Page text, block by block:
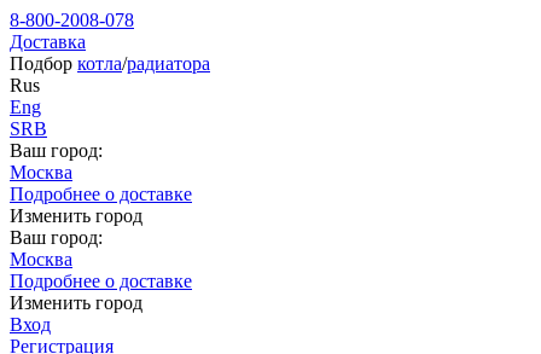
8-800-2008-078
Доставка
Подбор котла/радиатора
Rus
Eng
SRB
Ваш город:
Москва
Подробнее о доставке
Изменить город
Ваш город:
Москва
Подробнее о доставке
Изменить город
Вход
Регистрация